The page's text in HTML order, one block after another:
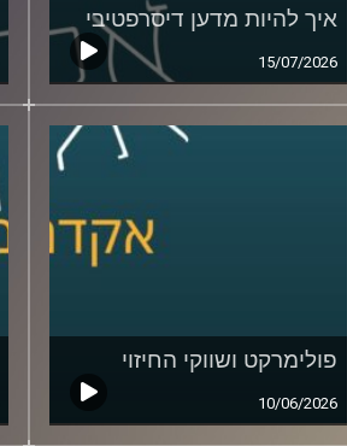
איך להיות מדען דיסרפטיבי
15/07/2026
פולימרקט ושווקי החיזוי
10/06/2026